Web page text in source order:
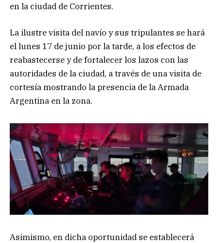
en la ciudad de Corrientes.
La ilustre visita del navío y sus tripulantes se hará
el lunes 17 de junio por la tarde, a los efectos de
reabastecerse y de fortalecer los lazos con las
autoridades de la ciudad, a través de una visita de
cortesía mostrando la presencia de la Armada
Argentina en la zona.
Asimismo, en dicha oportunidad se establecerá